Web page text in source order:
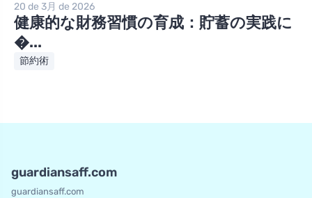
20 de 3月 de 2026
健康的な財務習慣の育成：貯蓄の実践に
�...
節約術
guardiansaff.com
guardiansaff.com